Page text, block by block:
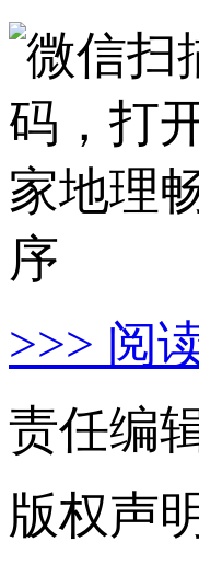
>>> 阅
责任编
版权声